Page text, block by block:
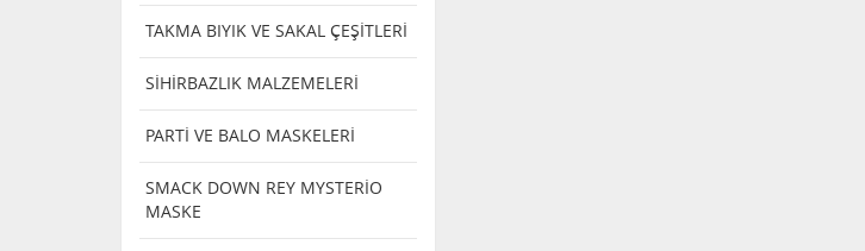
TAKMA BIYIK VE SAKAL ÇEŞİTLERİ
SİHİRBAZLIK MALZEMELERİ
PARTİ VE BALO MASKELERİ
SMACK DOWN REY MYSTERİO
MASKE